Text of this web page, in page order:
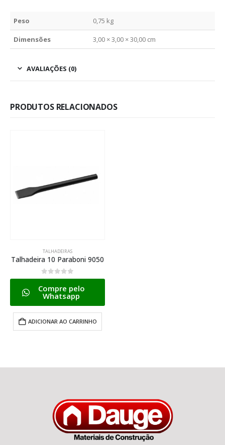
Peso 0,75 kg
Dimensões 3,00 × 3,00 × 30,00 cm
AVALIAÇÕES (0)
PRODUTOS RELACIONADOS
TALHADEIRAS
Talhadeira 10 Paraboni 9050
0de 5
Compre pelo
Whatsapp
ADICIONAR AO CARRINHO